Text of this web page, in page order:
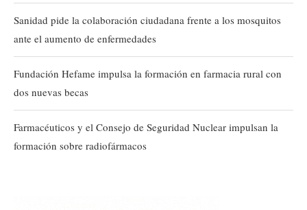
Sanidad pide la colaboración ciudadana frente a los mosquitos
ante el aumento de enfermedades
Fundación Hefame impulsa la formación en farmacia rural con
dos nuevas becas
Farmacéuticos y el Consejo de Seguridad Nuclear impulsan la
formación sobre radiofármacos